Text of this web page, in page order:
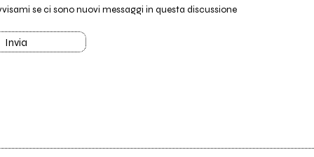
se ci sono nuovi messaggi in questa discussione
Invia